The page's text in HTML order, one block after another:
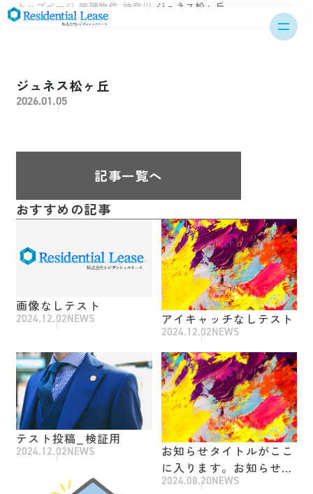
トップページ 管理物件 神奈川 ジュネス松ヶ丘
ジュネス松ヶ丘
2026.01.05
記事一覧へ
おすすめの記事
画像なしテスト
2024.12.02NEWS アイキャッチなしテスト
2024.12.02NEWS
テスト投稿_検証用
2024.12.02NEWS
お知らせタイトルがここ
に入ります。お知らせタ
イトルがここに入りま
2024.08.20NEWS